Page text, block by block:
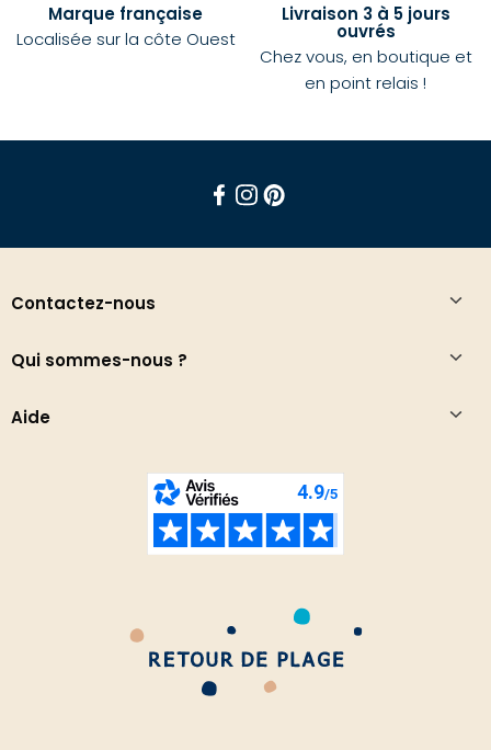
Marque française
Localisée sur la côte Ouest
Livraison 3 à 5 jours
ouvrés
Chez vous, en boutique et
en point relais !
Contactez-nous
Qui sommes-nous ?
Aide